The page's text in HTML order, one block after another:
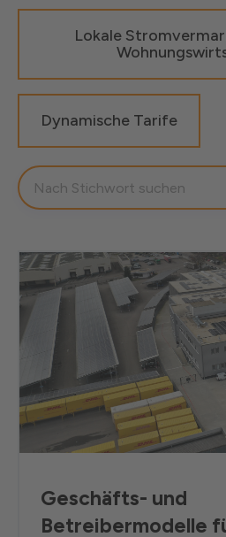
Lokale
Dynamische Tarife
Geschäfts- und
Betreibermodelle